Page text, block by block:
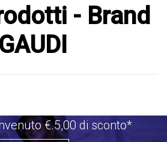
- Brand
GAUDI
€.5,00 di sconto*